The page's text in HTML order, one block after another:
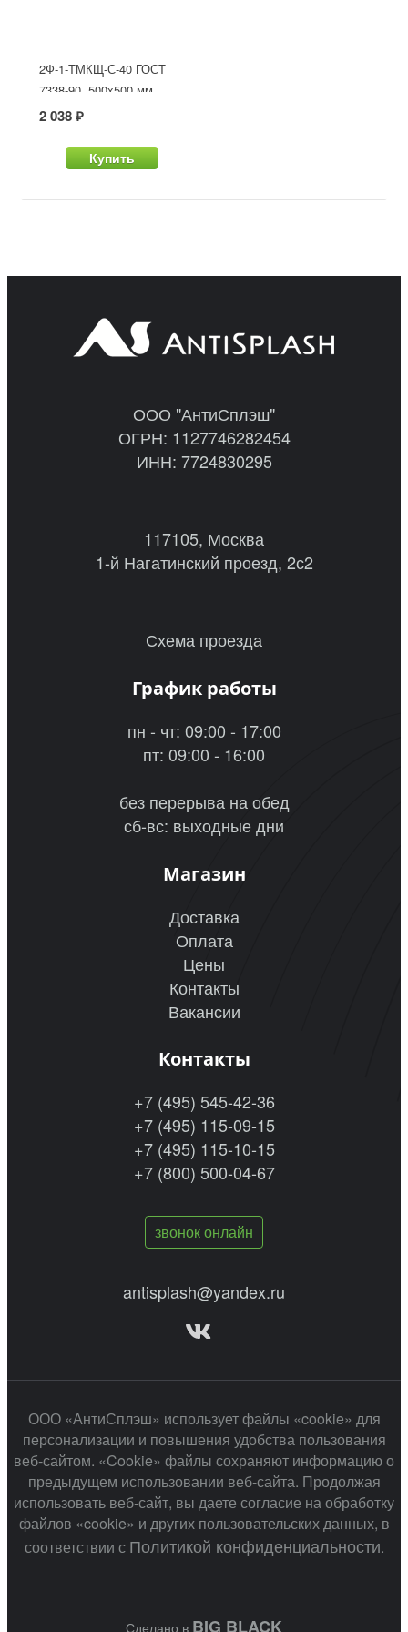
2Ф-1-ТМКЩ-С-40 ГОСТ
7338-90, 500x500 мм
2 038 ₽
Купить
ООО "АнтиСплэш"
ОГРН: 1127746282454
ИНН: 7724830295
117105, Москва
1-й Нагатинский проезд, 2с2
Схема проезда
График работы
пн - чт: 09:00 - 17:00
пт: 09:00 - 16:00
без перерыва на обед
сб-вс: выходные дни
Магазин
Доставка
Оплата
Цены
Контакты
Вакансии
Контакты
+7 (495) 545-42-36
+7 (495) 115-09-15
+7 (495) 115-10-15
+7 (800) 500-04-67
звонок онлайн
antisplash@yandex.ru
ООО «АнтиСплэш» использует файлы «cookie» для
персонализации и повышения удобства пользования
веб-сайтом. «Cookie» файлы сохраняют информацию о
предыдущем использовании веб-сайта. Продолжая
использовать веб-сайт, вы даете согласие на обработку
файлов «cookie» и других пользовательских данных, в
соответствии с Политикой конфиденциальности.
Сделано в BIG BLACK